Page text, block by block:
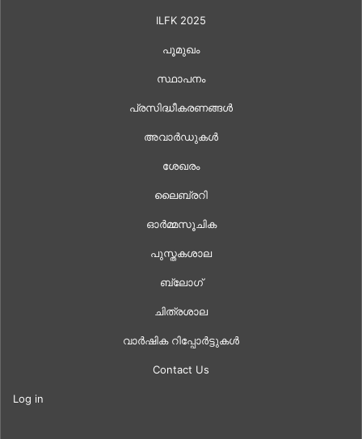
ILFK 2025
പൂമുഖം
സ്ഥാപനം
പ്രസിദ്ധീകരണങ്ങൾ
അവാർഡുകൾ
ശേഖരം
ലൈബ്രറി
ഓർമ്മസൂചിക
പുസ്തകശാല
ബ്ലോഗ്
ചിത്രശാല
വാർഷിക റിപ്പോർട്ടുകൾ
Contact Us
Log in